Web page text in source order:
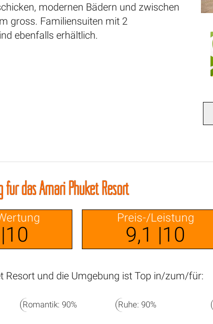
modernen Bädern und zwischen
gross. Familiensuiten mit 2
ebenfalls erhältlich.
für das Amari Phuket Resort
Preis-/Leistung
9,1 |10
Resort und die Umgebung ist Top in/zum/für:
Romantik: 90% Ruhe: 90%